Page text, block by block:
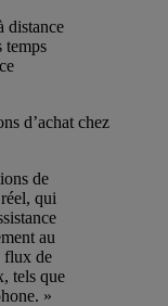
distance
temps
d’achat chez
de
qui
au
flux de
tels que
»